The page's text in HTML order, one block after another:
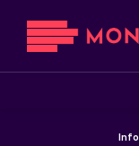
Info